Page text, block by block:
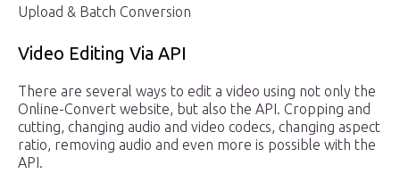
Upload & Batch Conversion
Video Editing Via API
There are several ways to edit a video using not only the
Online-Convert website, but also the API. Cropping and
cutting, changing audio and video codecs, changing aspect
ratio, removing audio and even more is possible with the
API.